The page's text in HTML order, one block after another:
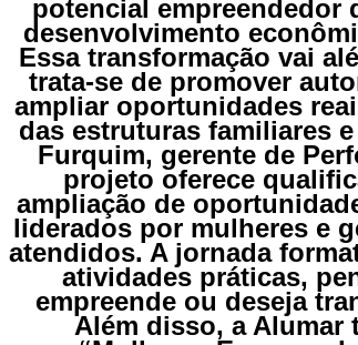
potencial empreendedor
desenvolvimento
Essa transformação vai
trata-se de promover
ampliar oportunidades
das estruturas familiares
Furquim, gerente de
projeto oferece
ampliação de
liderados por mulheres e
atendidos. A jornada
atividades práticas,
empreende ou deseja
Além disso, a Alumar